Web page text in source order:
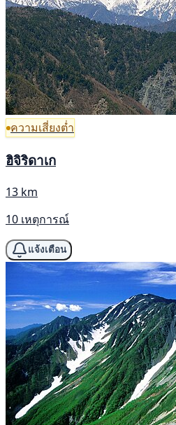
ความเสี่ยงต่ำ
ฮิจิริดาเก
13 km
10 เหตุการณ์
แจ้งเตือน